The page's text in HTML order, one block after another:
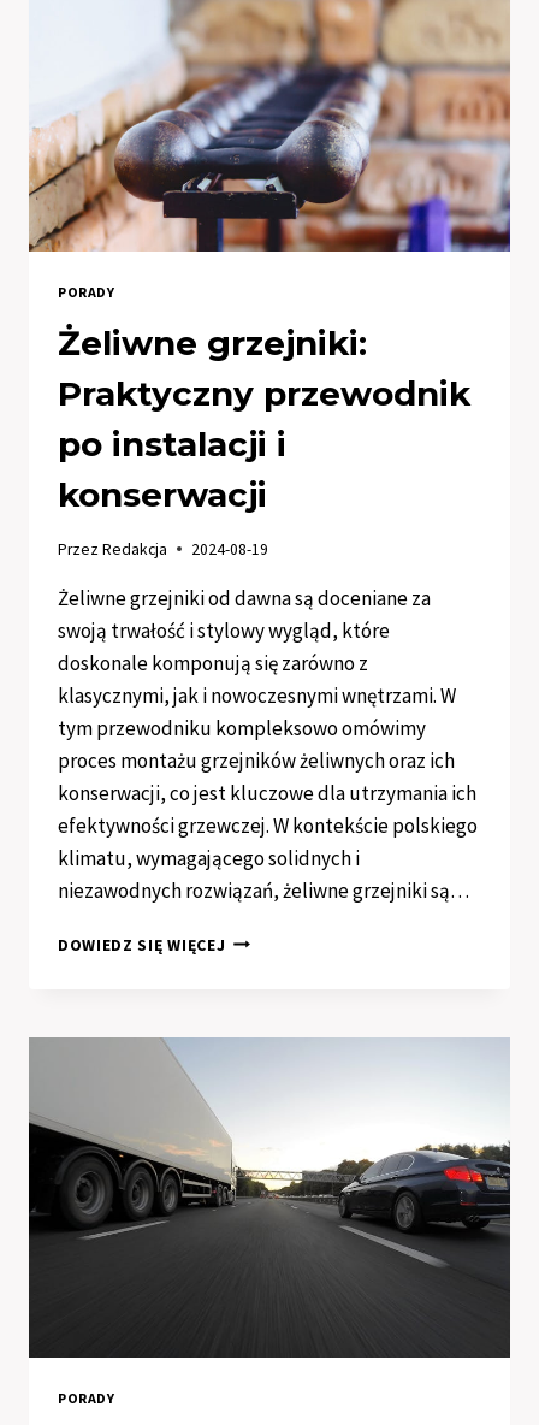
PORADY
Żeliwne grzejniki:
Praktyczny przewodnik
po instalacji i
konserwacji
PrzezRedakcja 2024-08-19
Żeliwne grzejniki od dawna są doceniane za
swoją trwałość i stylowy wygląd, które
doskonale komponują się zarówno z
klasycznymi, jak i nowoczesnymi wnętrzami. W
tym przewodniku kompleksowo omówimy
proces montażu grzejników żeliwnych oraz ich
konserwacji, co jest kluczowe dla utrzymania ich
efektywności grzewczej. W kontekście polskiego
klimatu, wymagającego solidnych i
niezawodnych rozwiązań, żeliwne grzejniki są…
DOWIEDZ SIĘ WIĘCEJ ŻELIWNE
PO
PORADY